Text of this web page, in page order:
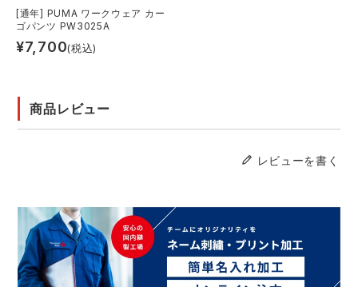
[通年] PUMA ワークウェア カー
ゴパンツ PW3025A
¥7,700(税込)
商品レビュー
レビューを書く